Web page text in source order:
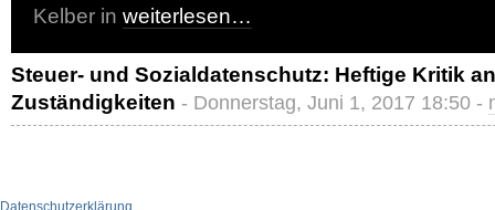
Kelber in weiterlesen…
Steuer- und Sozialdatenschutz: Heftige Kritik
Zuständigkeiten - Donnerstag, Juni 1, 2017 18:50 -
Datenschutzerklärung